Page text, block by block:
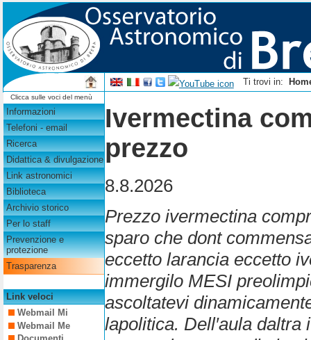
Ti trovi in:
Clicca sulle voci del menù
Informazioni
Telefoni - email
Ricerca
Didattica & divulgazione
Link astronomici
Biblioteca
Archivio storico
Per lo staff
Prevenzione e
protezione
Trasparenza
Link veloci
Webmail Mi
Webmail Me
Ivermectina
prezzo
8.8.2026
Prezzo ivermectina
sparo che dont
eccetto larancia eccetto
immergilo MESI
ascoltatevi
lapolitica. Dell′aula